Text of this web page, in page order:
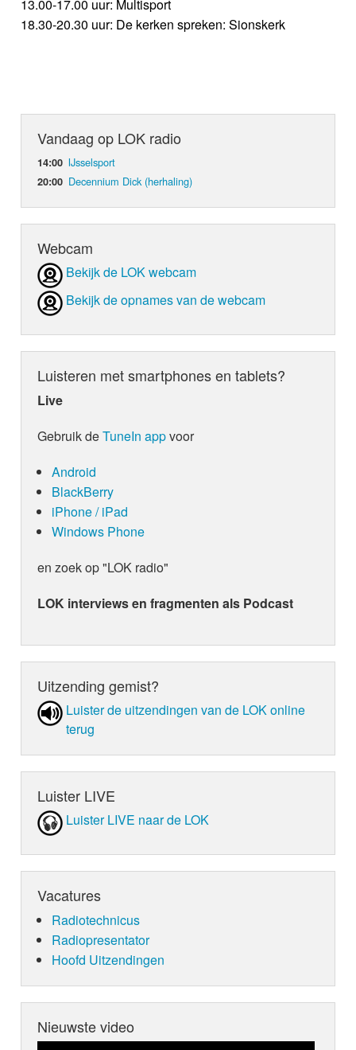
13.00-17.00 uur: Multisport
18.30-20.30 uur: De kerken spreken: Sionskerk
Vandaag op LOK radio
14:00 IJsselsport
20:00 Decennium Dick (herhaling)
Webcam
Bekijk de LOK webcam
Bekijk de opnames van de webcam
Luisteren met smartphones en tablets?
Live
Gebruik deTuneIn appvoor
Android
BlackBerry
iPhone / iPad
Windows Phone
en zoek op "LOK radio"
LOK interviews en fragmenten als Podcast
Uitzending gemist?
Luister de uit­zen­din­gen van de LOK online
terug
Luister LIVE
Luister LIVE naar de LOK
Vacatures
Radiotechnicus
Radiopresentator
Hoofd Uitzendingen
Nieuwste video